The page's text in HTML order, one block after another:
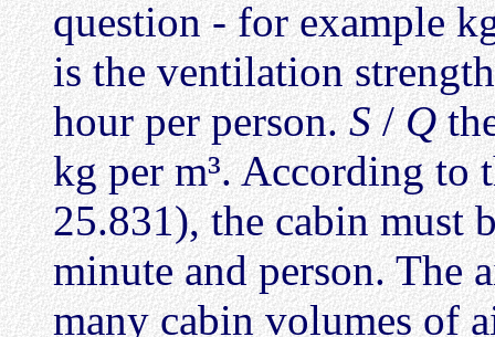
question - for example
is the ventilation
hour per person.S/Q
kg per m³. According to
25.831), the cabin must
minute and person. The
many cabin volumes of